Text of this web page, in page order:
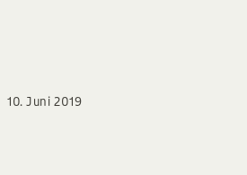
10. Juni 2019